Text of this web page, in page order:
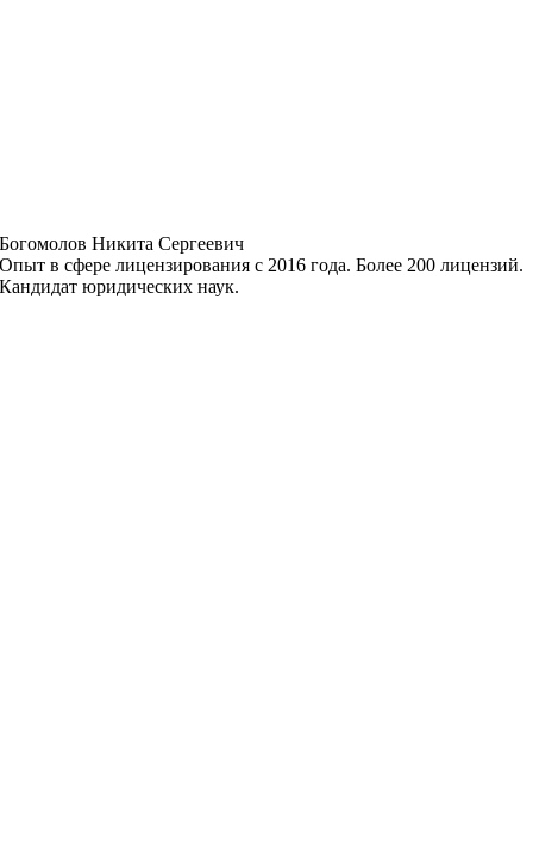
Богомолов Никита Сергеевич
Опыт в сфере лицензирования с 2016 года. Более 200 лицензий.
Кандидат юридических наук.